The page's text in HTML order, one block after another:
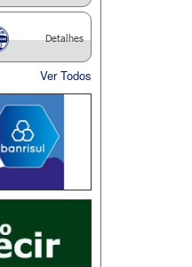
Detalhes
Ver Todos